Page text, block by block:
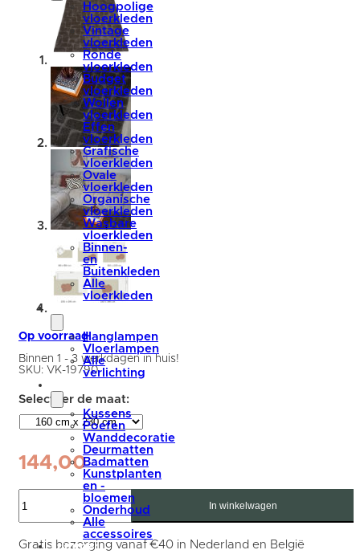
Hoogpolige
vloerkleden
Vintage
vloerkleden
Ronde
vloerkleden
Budget
vloerkleden
Wollen
vloerkleden
Effen
vloerkleden
Grafische
vloerkleden
Ovale
vloerkleden
Organische
vloerkleden
Wasbare
vloerkleden
Binnen-
en
Buitenkleden
Alle
vloerkleden
Hanglampen
Vloerlampen
Alle
verlichting
Kussens
Poefen
Wanddecoratie
Deurmatten
Badmatten
Kunstplanten
en -
bloemen
Onderhoud
Alle
accessoires
summer
Op voorraad
Binnen 1 - 3 werkdagen in huis!
SKU: VK-19790
144,00
Nala
160
In winkelwagen
Gratis bezorging vanaf €40 in Nederland en België